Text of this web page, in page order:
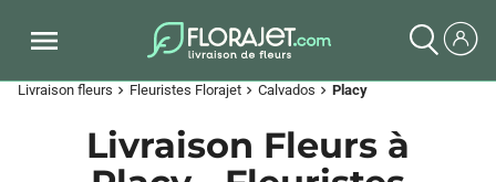
Livraison fleurs chevron_right Fleuristes Florajet chevron_right Calvados chevron_right Placy
Livraison Fleurs à